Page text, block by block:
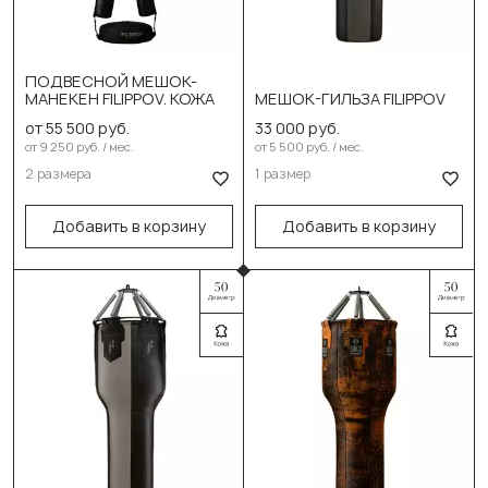
ПОДВЕСНОЙ МЕШОК-
МАНЕКЕН FILIPPOV. КОЖА
от 55 500 руб.
от 9 250 руб. / мес.
2 размера
Добавить в корзину
Выберите размер:
150см/32-35кг
170см/42-45кг
МЕШОК-ГИЛЬЗА FILIPPOV
33 000 руб.
от 5 500 руб. / мес.
1 размер
Добавить в корзину
Выберите размер:
130см/50см/55-60кг